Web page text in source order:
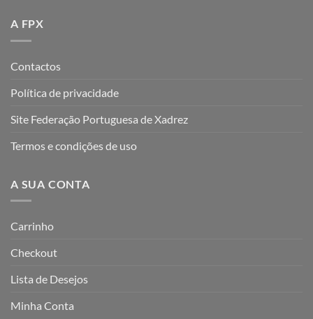
A FPX
Contactos
Política de privacidade
Site Federação Portuguesa de Xadrez
Termos e condições de uso
A SUA CONTA
Carrinho
Checkout
Lista de Desejos
Minha Conta